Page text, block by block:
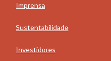
Imprensa
Sustentabilidade
Investidores